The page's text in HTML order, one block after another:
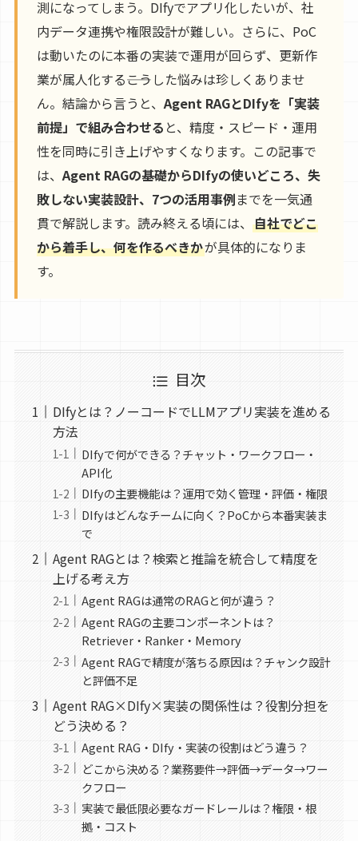
測になってしまう。DIfyでアプリ化したいが、社
内データ連携や権限設計が難しい。さらに、PoC
は動いたのに本番の実装で運用が回らず、更新作
業が属人化する――こうした悩みは珍しくありませ
ん。結論から言うと、Agent RAGとDIfyを「実装
前提」で組み合わせる と、精度・スピード・運用
性を同時に引き上げやすくなります。この記事で
は、Agent RAGの基礎からDIfyの使いどころ、失
敗しない実装設計、7つの活用事例までを一気通
貫で解説します。読み終える頃には、 自社でどこ
から着手し、何を作るべきかが具体的になりま
す。
目次
DIfyとは？ノーコードでLLMアプリ実装を進める
方法
DIfyで何ができる？チャット・ワークフロー・
API化
DIfyの主要機能は？運用で効く管理・評価・権限
DIfyはどんなチームに向く？PoCから本番実装ま
で
Agent RAGとは？検索と推論を統合して精度を
上げる考え方
Agent RAGは通常のRAGと何が違う？
Agent RAGの主要コンポーネントは？
Retriever・Ranker・Memory
Agent RAGで精度が落ちる原因は？チャンク設計
と評価不足
Agent RAG×DIfy×実装の関係性は？役割分担を
どう決める？
Agent RAG・DIfy・実装の役割はどう違う？
どこから決める？業務要件→評価→データ→ワー
クフロー
実装で最低限必要なガードレールは？権限・根
拠・コスト